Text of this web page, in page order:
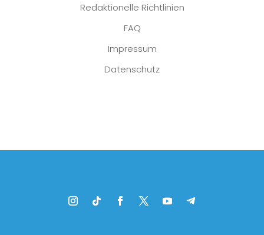
Redaktionelle Richtlinien
FAQ
Impressum
Datenschutz